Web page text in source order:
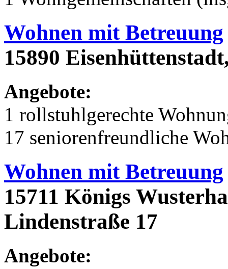
Wohnen mit Betreuung
15890
Angebote:
1 rollstuhlgerechte
17 seniorenfreundliche
Wohnen mit Betreuung
15711 Königs
Lindenstraße 17
Angebote: